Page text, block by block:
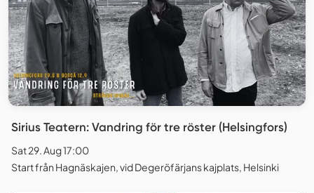
Sirius Teatern: Vandring för tre röster (Helsingfors)
Sat 29. Aug 17:00
Start från Hagnäskajen, vid Degeröfärjans kajplats, Helsinki